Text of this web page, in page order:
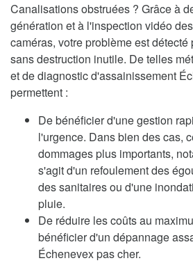
Canalisations obstruées ? Grâce à
génération et à l'inspection vidéo
caméras, votre problème est
sans destruction inutile. De telles
et de diagnostic d'assainissement
permettent :
De bénéficier d'une gestion
l'urgence. Dans bien des cas,
dommages plus importants,
s'agit d'un refoulement des
des sanitaires ou d'une
pluie.
De réduire les coûts au
bénéficier d'un dépannage
Échenevex pas cher.